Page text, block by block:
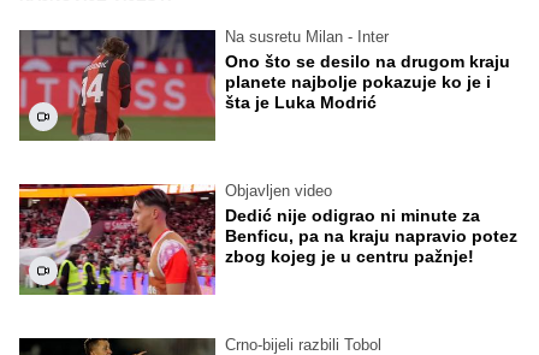
Na susretu Milan - Inter
Ono što se desilo na drugom kraju
planete najbolje pokazuje ko je i
šta je Luka Modrić
Objavljen video
Dedić nije odigrao ni minute za
Benficu, pa na kraju napravio potez
zbog kojeg je u centru pažnje!
Crno-bijeli razbili Tobol